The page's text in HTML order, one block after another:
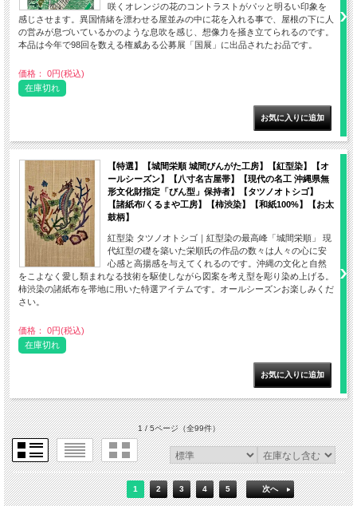
咲くオレンジの花のコントラストがパッと明るい印象を
感じさせます。異国情緒を漂わせる屋並みの中に花を入れる事で、屋根の下に人
の営みが息づいているかのような息吹を感じ、想像力を掻き立てられるのです。
本品は今年で98回を数える権威ある公募展「国展」に出品されたお品です。
価格： 0円(税込)
在庫切れ
【特選】【城間栄順 城間びんがた工房】【紅型染】【オ
ールシーズン】【八寸名古屋帯】【現代の名工 沖縄県無
形文化財指定「びん型」保持者】【タツノオトシゴ】
【諸紙布/くるまや工房】【柿渋染】【和紙100%】【お太
鼓柄】
紅型染 タツノオトシゴ｜紅型染の最高峰「城間栄順」 現
代紅型の礎を築いた栄順氏の作品の数々は人々の心に安
心感と高揚感を与えてくれるのです。沖縄の文化と自然
をこよなく愛し類まれなる技術を駆使しながら図案を考え型を彫り染め上げる。
柿渋染の諸紙布を帯地に用いた特選アイテムです。オールシーズンお楽しみくだ
さい。
価格： 0円(税込)
在庫切れ
1 / 5ページ（全99件）
1 2 3 4 5 次へ